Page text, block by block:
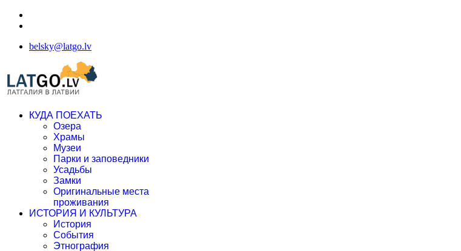
belsky@latgo.lv
КУДА ПОЕХАТЬ
Озера
Храмы
Музеи
Парки и заповедники
Усадьбы
Замки
Оригинальные места
проживания
ИСТОРИЯ И КУЛЬТУРА
История
События
Этнография